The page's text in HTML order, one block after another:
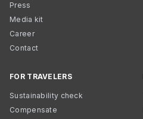
Press
Media kit
Career
Contact
FOR TRAVELERS
Sustainability check
Compensate